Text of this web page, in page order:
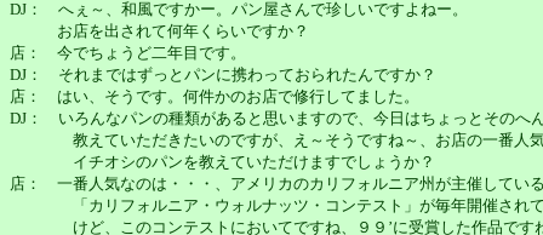
DJ： へぇ～、和風ですかー。パン屋さんで珍しいですよねー。
お店を出されて何年くらいですか？
店： 今でちょうど二年目です。
DJ： それまではずっとパンに携わっておられたんですか？
店： はい、そうです。何件かのお店で修行してました。
DJ： いろんなパンの種類があると思いますので、今日はちょっとそのへ
教えていただきたいのですが、え～そうですね～、お店の一番人気
イチオシのパンを教えていただけますでしょうか？
店： 一番人気なのは・・・、アメリカのカリフォルニア州が主催している
「カリフォルニア・ウォルナッツ・コンテスト」が毎年開催され
けど、このコンテストにおいてですね、９９’に受賞した作品ですね